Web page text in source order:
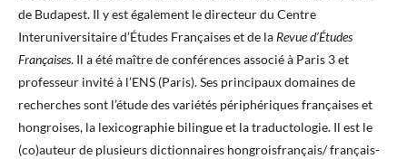
de Budapest. Il y est également le directeur du Centre
Interuniversitaire d’Études Françaises et de la Revue d’Études
Françaises. Il a été maître de conférences associé à Paris 3 et
professeur invité à l’ENS (Paris). Ses principaux domaines de
recherches sont l’étude des variétés périphériques françaises et
hongroises, la lexicographie bilingue et la traductologie. Il est le
(co)auteur de plusieurs dictionnaires hongroisfrançais/ français-